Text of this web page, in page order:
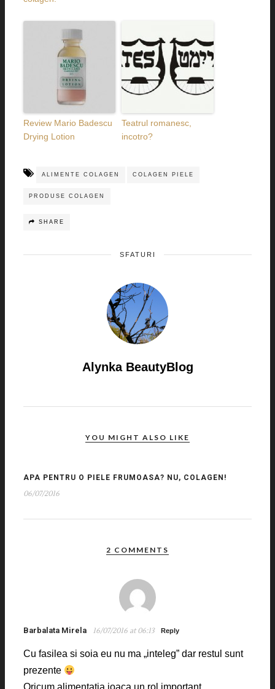
Review Mario Badescu
Drying Lotion
Teatrul romanesc,
incotro?
ALIMENTE COLAGEN COLAGEN PIELE
PRODUSE COLAGEN
SHARE
SFATURI
Alynka BeautyBlog
YOU MIGHT ALSO LIKE
APA PENTRU O PIELE FRUMOASA? NU, COLAGEN!
06/07/2016
2 COMMENTS
Barbalata Mirela 16/07/2016 at 06:13 Reply
Cu fasilea si soia eu nu ma „inteleg” dar restul sunt
prezente
Oricum alimentatia joaca un rol important